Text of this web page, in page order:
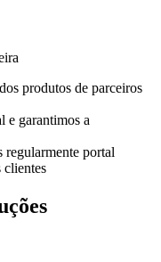
produtos de parceiros
e garantimos a
regularmente portal
clientes